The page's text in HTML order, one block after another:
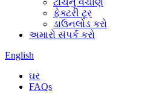
ટોચનું વેચાણ
ફેક્ટરી ટૂર
ડાઉનલોડ કરો
અમારો સંપર્ક કરો
English
ઘર
FAQs